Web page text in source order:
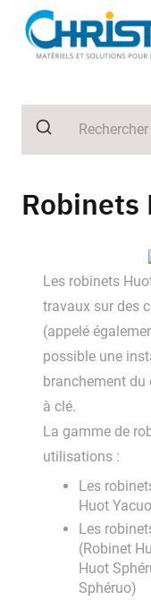
Robinets
Les robinets
travaux sur des
(appelé
possible une
branchement du
à clé.
La gamme de
utilisations :
Les
Huot
Les
(Robinet
Huot
Sphéruo)